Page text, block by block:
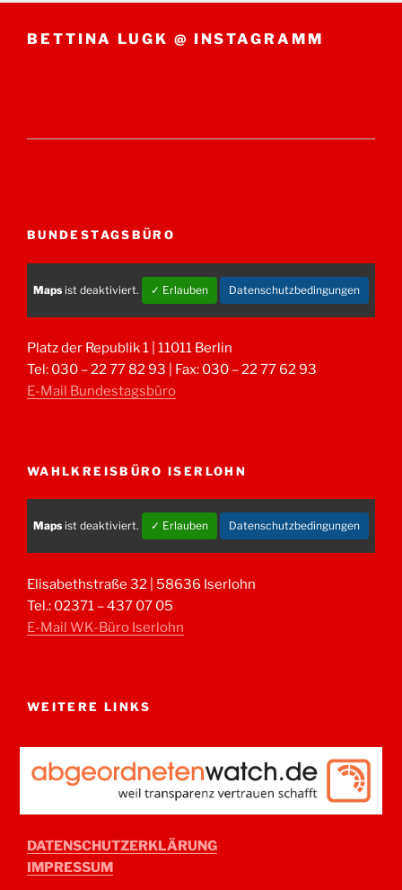
BETTINA LUGK @ INSTAGRAMM
BUNDESTAGSBÜRO
Maps ist deaktiviert. ✓ Erlauben Datenschutzbedingungen
Platz der Republik 1 | 11011 Berlin
Tel: 030 – 22 77 82 93 | Fax: 030 – 22 77 62 93
E-Mail Bundestagsbüro
WAHLKREISBÜRO ISERLOHN
Maps ist deaktiviert. ✓ Erlauben Datenschutzbedingungen
Elisabethstraße 32 | 58636 Iserlohn
Tel.: 02371 – 437 07 05
E-Mail WK-Büro Iserlohn
WEITERE LINKS
DATENSCHUTZERKLÄRUNG
IMPRESSUM